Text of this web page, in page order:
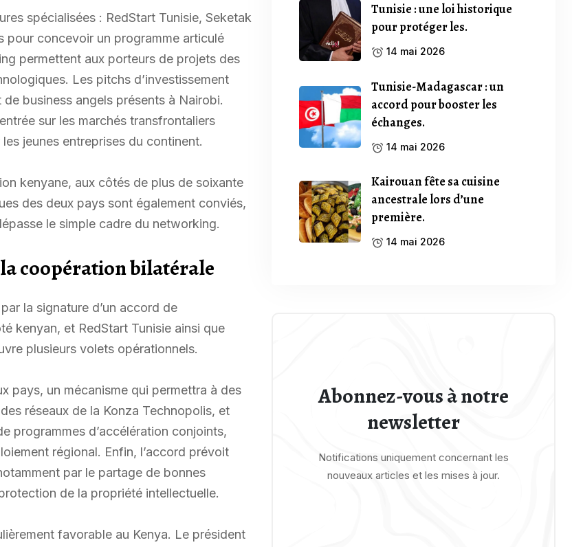
spécialisées : RedStart Tunisie, Seketak
pour concevoir un programme articulé
permettent aux porteurs de projets des
Les pitchs d’investissement
business angels présents à Nairobi.
sur les marchés transfrontaliers
jeunes entreprises du continent.
kenyane, aux côtés de plus de soixante
des deux pays sont également conviés,
le simple cadre du networking.
coopération bilatérale
la signature d’un accord de
kenyan, et RedStart Tunisie ainsi que
plusieurs volets opérationnels.
pays, un mécanisme qui permettra à des
réseaux de la Konza Technopolis, et
programmes d’accélération conjoints,
régional. Enfin, l’accord prévoit
par le partage de bonnes
de la propriété intellectuelle.
favorable au Kenya. Le président
Tunisie : une loi historique
pour protéger les.
14 mai 2026
Tunisie-Madagascar : un
accord pour booster les
échanges.
14 mai 2026
Kairouan fête sa cuisine
ancestrale lors d’une
première.
14 mai 2026
Abonnez-vous à notre
newsletter
Notifications uniquement concernant les
nouveaux articles et les mises à jour.